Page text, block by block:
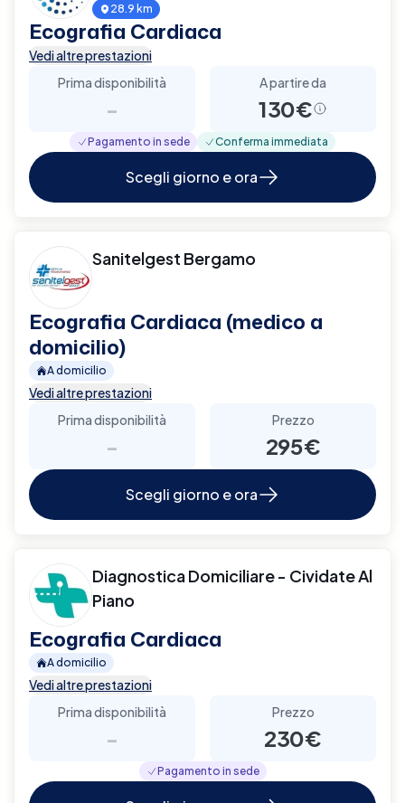
28.9 km
Ecografia Cardiaca
Vedi altre prestazioni
Prima disponibilità
-
A partire da
130€
Pagamento in sede Conferma immediata
Scegli giorno e ora
Sanitelgest Bergamo
Ecografia Cardiaca (medico a
domicilio)
A domicilio
Vedi altre prestazioni
Prima disponibilità
-
Prezzo
295€
Scegli giorno e ora
Diagnostica Domiciliare - Cividate Al
Piano
Ecografia Cardiaca
A domicilio
Vedi altre prestazioni
Prima disponibilità
-
Prezzo
230€
Pagamento in sede